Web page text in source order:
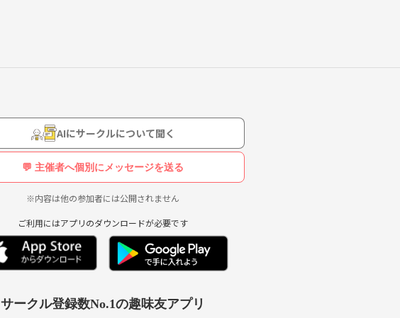
AIにサークルについて聞く
💬 主催者へ個別にメッセージを送る
※内容は他の参加者には公開されません
ご利用にはアプリのダウンロードが必要です
サークル登録数No.1の趣味友アプリ